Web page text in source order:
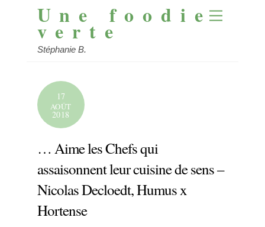
Menu
Une foodie
verte
Stéphanie B.
17
AOÛT
2018
… Aime les Chefs qui
assaisonnent leur cuisine de sens –
Nicolas Decloedt, Humus x
Hortense